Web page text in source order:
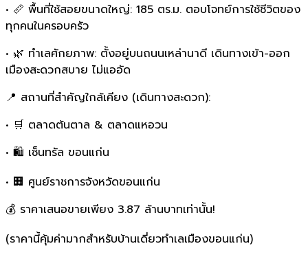
• 📏 พื้นที่ใช้สอยขนาดใหญ่: 185 ตร.ม. ตอบโจทย์การใช้ชีวิตของ
ทุกคนในครอบครัว
• 🌿 ทำเลศักยภาพ: ตั้งอยู่บนถนนเหล่านาดี เดินทางเข้า-ออก
เมืองสะดวกสบาย ไม่แออัด
📍 สถานที่สำคัญใกล้เคียง (เดินทางสะดวก):
• 🛒 ตลาดต้นตาล & ตลาดแหอวน
• 🛍️ เซ็นทรัล ขอนแก่น
• 🏢 ศูนย์ราชการจังหวัดขอนแก่น
💰 ราคาเสนอขายเพียง 3.87 ล้านบาทเท่านั้น!
(ราคานี้คุ้มค่ามากสำหรับบ้านเดี่ยวทำเลเมืองขอนแก่น)